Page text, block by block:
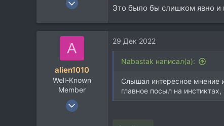
3.428
Москва
Это было бы слишком явно и
A
alien1010
Well-Known
Member
8 Июн 2011
29 Дек 2022
Nabastak написал(а):
Слышал интересное мнение
главное посыл на